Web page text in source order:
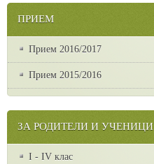
ПРИЕМ
Прием 2016/2017
Прием 2015/2016
ЗА РОДИТЕЛИ И УЧЕНИЦИ
I - IV клас